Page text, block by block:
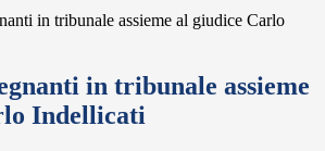
in tribunale assieme al giudice Carlo
in tribunale assieme
Indellicati